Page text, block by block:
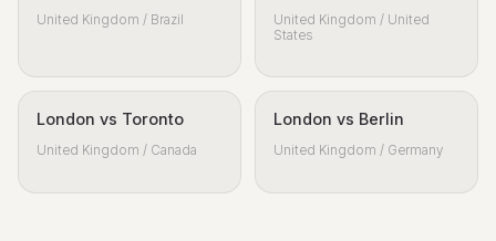
United Kingdom / Brazil
United Kingdom / United
States
London vs Toronto
United Kingdom / Canada
London vs Berlin
United Kingdom / Germany